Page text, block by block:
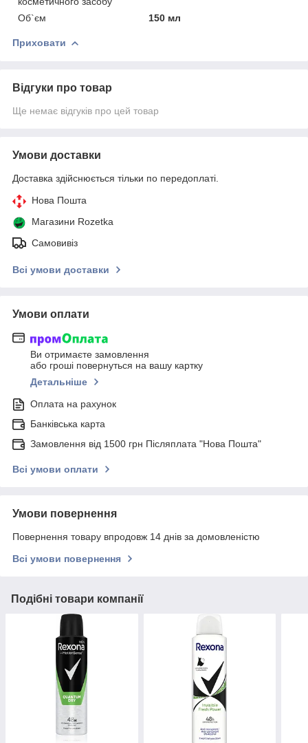
Об`єм
150 мл
Приховати
Відгуки про товар
Ще немає відгуків про цей товар
Умови доставки
Доставка здійснюється тільки по передоплаті.
Нова Пошта
Магазини Rozetka
Самовивіз
Всі умови доставки
Умови оплати
Ви отримаєте замовлення
або гроші повернуться на вашу картку
Детальніше
Оплата на рахунок
Банківська карта
Замовлення від 1500 грн Післяплата "Нова Пошта"
Всі умови оплати
Умови повернення
Повернення товару впродовж 14 днів за домовленістю
Всі умови повернення
Подібні товари компанії